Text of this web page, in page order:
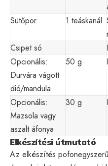
Sütőpor
1 teáskanál
Csipet só
Opcionális:
Durvára vágott
dió/mandula
50 g
Opcionális:
Mazsola vagy
aszalt áfonya
30 g
Elkészítési útmutató
Az elkészítés